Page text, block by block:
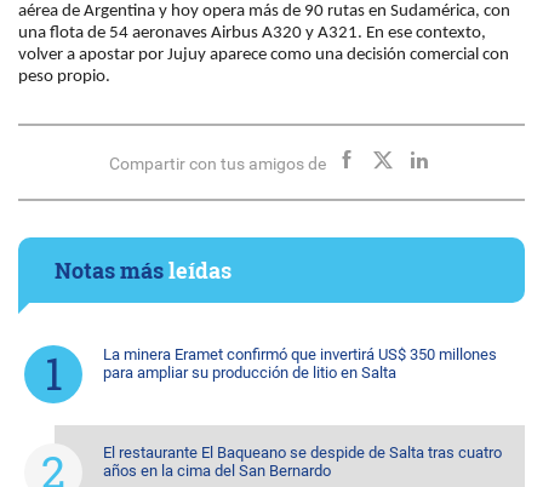
aérea de Argentina y hoy opera más de 90 rutas en Sudamérica, con
una flota de 54 aeronaves Airbus A320 y A321. En ese contexto,
volver a apostar por Jujuy aparece como una decisión comercial con
peso propio.
Compartir con tus amigos de
Notas másleídas
La minera Eramet confirmó que invertirá US$ 350 millones
para ampliar su producción de litio en Salta
El restaurante El Baqueano se despide de Salta tras cuatro
años en la cima del San Bernardo